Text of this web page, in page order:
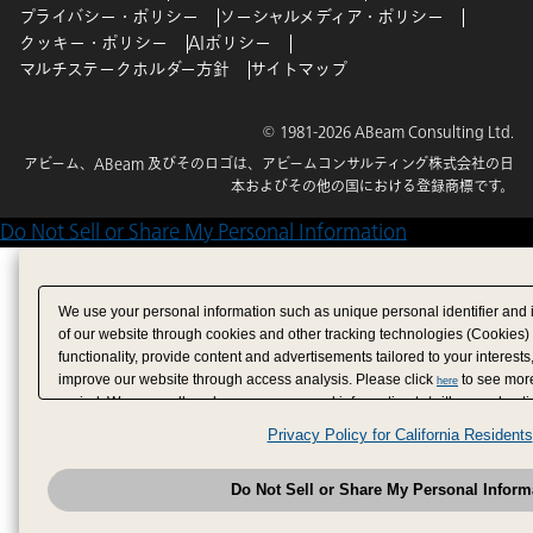
プライバシー・ポリシー
ソーシャルメディア・ポリシー
クッキー・ポリシー
AIポリシー
マルチステークホルダー方針
サイトマップ
© 1981-2026 ABeam Consulting Ltd.
アビーム、ABeam 及びそのロゴは、アビームコンサルティング株式会社の日
本およびその他の国における登録商標です。
Do Not Sell or Share My Personal Information
We use your personal information such as unique personal identifier
of our website through cookies and other tracking technologies
functionality, provide content and advertisements tailored to your
improve our website through access analysis. Please click here to see
period. We may sell or share your personal information to/with our
have provided to them or that they have collected from your use of their
analyze and optimize advertisements delivered to you by businesses
have the right to opt out of sale or share of your personal information by
to exercise your right. If we have detected an opt-out
Privacy Policy for California Residents
Do Not Sell or Share My Personal